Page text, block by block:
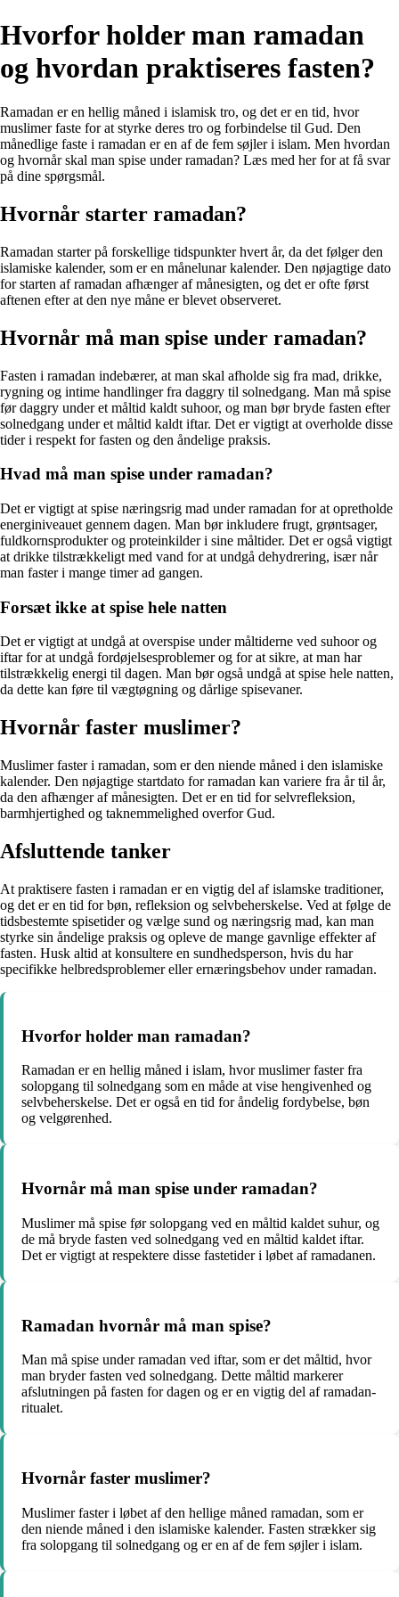
Hvorfor holder man ramadan
og hvordan praktiseres fasten?
Ramadan er en hellig måned i islamisk tro, og det er en tid, hvor
muslimer faste for at styrke deres tro og forbindelse til Gud. Den
månedlige faste i ramadan er en af de fem søjler i islam. Men hvordan
og hvornår skal man spise under ramadan? Læs med her for at få svar
på dine spørgsmål.
Hvornår starter ramadan?
Ramadan starter på forskellige tidspunkter hvert år, da det følger den
islamiske kalender, som er en månelunar kalender. Den nøjagtige dato
for starten af ramadan afhænger af månesigten, og det er ofte først
aftenen efter at den nye måne er blevet observeret.
Hvornår må man spise under ramadan?
Fasten i ramadan indebærer, at man skal afholde sig fra mad, drikke,
rygning og intime handlinger fra daggry til solnedgang. Man må spise
før daggry under et måltid kaldt suhoor, og man bør bryde fasten efter
solnedgang under et måltid kaldt iftar. Det er vigtigt at overholde disse
tider i respekt for fasten og den åndelige praksis.
Hvad må man spise under ramadan?
Det er vigtigt at spise næringsrig mad under ramadan for at opretholde
energiniveauet gennem dagen. Man bør inkludere frugt, grøntsager,
fuldkornsprodukter og proteinkilder i sine måltider. Det er også vigtigt
at drikke tilstrækkeligt med vand for at undgå dehydrering, især når
man faster i mange timer ad gangen.
Forsæt ikke at spise hele natten
Det er vigtigt at undgå at overspise under måltiderne ved suhoor og
iftar for at undgå fordøjelsesproblemer og for at sikre, at man har
tilstrækkelig energi til dagen. Man bør også undgå at spise hele natten,
da dette kan føre til vægtøgning og dårlige spisevaner.
Hvornår faster muslimer?
Muslimer faster i ramadan, som er den niende måned i den islamiske
kalender. Den nøjagtige startdato for ramadan kan variere fra år til år,
da den afhænger af månesigten. Det er en tid for selvrefleksion,
barmhjertighed og taknemmelighed overfor Gud.
Afsluttende tanker
At praktisere fasten i ramadan er en vigtig del af islamske traditioner,
og det er en tid for bøn, refleksion og selvbeherskelse. Ved at følge de
tidsbestemte spisetider og vælge sund og næringsrig mad, kan man
styrke sin åndelige praksis og opleve de mange gavnlige effekter af
fasten. Husk altid at konsultere en sundhedsperson, hvis du har
specifikke helbredsproblemer eller ernæringsbehov under ramadan.
Hvorfor holder man ramadan?
Ramadan er en hellig måned i islam, hvor muslimer faster fra
solopgang til solnedgang som en måde at vise hengivenhed og
selvbeherskelse. Det er også en tid for åndelig fordybelse, bøn
og velgørenhed.
Hvornår må man spise under ramadan?
Muslimer må spise før solopgang ved en måltid kaldet suhur, og
de må bryde fasten ved solnedgang ved en måltid kaldet iftar.
Det er vigtigt at respektere disse fastetider i løbet af ramadanen.
Ramadan hvornår må man spise?
Man må spise under ramadan ved iftar, som er det måltid, hvor
man bryder fasten ved solnedgang. Dette måltid markerer
afslutningen på fasten for dagen og er en vigtig del af ramadan-
ritualet.
Hvornår faster muslimer?
Muslimer faster i løbet af den hellige måned ramadan, som er
den niende måned i den islamiske kalender. Fasten strækker sig
fra solopgang til solnedgang og er en af de fem søjler i islam.